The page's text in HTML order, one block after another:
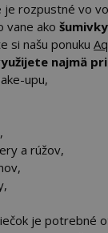
je rozpustné vo
vane ako
si našu ponuku
najmä
upu,
a rúžov,
je potrebné